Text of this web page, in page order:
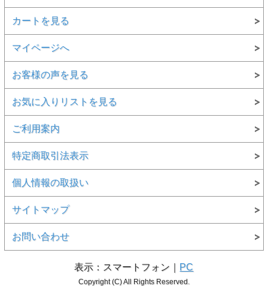
カートを見る
マイページへ
お客様の声を見る
お気に入りリストを見る
ご利用案内
特定商取引法表示
個人情報の取扱い
サイトマップ
お問い合わせ
表示：スマートフォン｜ PC
Copyright (C) All Rights Reserved.